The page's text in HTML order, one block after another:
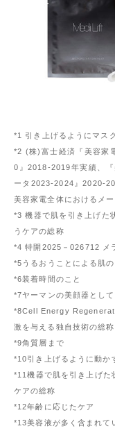
*1 引き上げるようにマス
*2 (株)富士経済『美容家
0』2018-2019年実績、
ータ2023-2024』2020-
美容家電全体におけるメ
*3 機器で肌を引き上げた
うケアの総称
*4 特開2025－026712 メ
*5うるおうことによる肌
*6装着時間のこと
*7ヤーマンの美顔器として
*8Cell Energy
激を与える独自技術の総
*9角質層まで
*10引き上げるように動か
*11機器で肌を引き上げた
ケアの総称
*12年齢に応じたケア
*13美容液が多く含まれて